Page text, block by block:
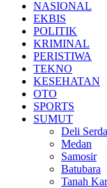
NASIONAL
EKBIS
POLITIK
KRIMINAL
PERISTIWA
TEKNO
KESEHATAN
OTO
SPORTS
SUMUT
Deli
Medan
Samosir
Batubara
Tanah